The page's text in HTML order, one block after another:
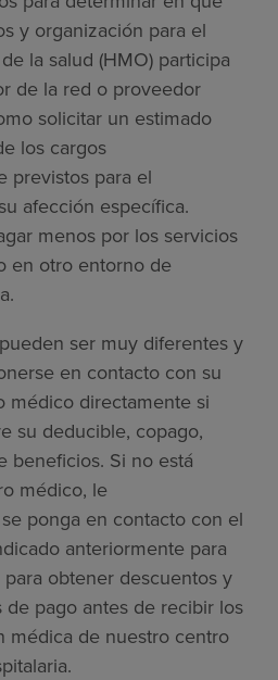
y organización para el
la salud (HMO) participa
de la red o proveedor
solicitar un estimado
los cargos
previstos para el
afección específica.
menos por los servicios
en otro entorno de
ser muy diferentes y
en contacto con su
médico directamente si
su deducible, copago,
beneficios. Si no está
médico, le
ponga en contacto con el
anteriormente para
obtener descuentos y
de pago antes de recibir los
médica de nuestro centro